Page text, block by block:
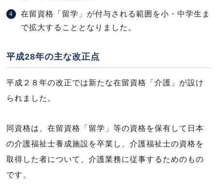
在留資格「留学」が付与される範囲を小・中学生ま
で拡大することとなりました。
平成28年の主な改正点
平成２８年の改正では新たな在留資格「介護」が設け
られました。
同資格は、在留資格「留学」等の資格を保有して日本
の介護福祉士養成施設を卒業し、介護福祉士の資格を
取得した者について、介護業務に従事するためのもの
です。